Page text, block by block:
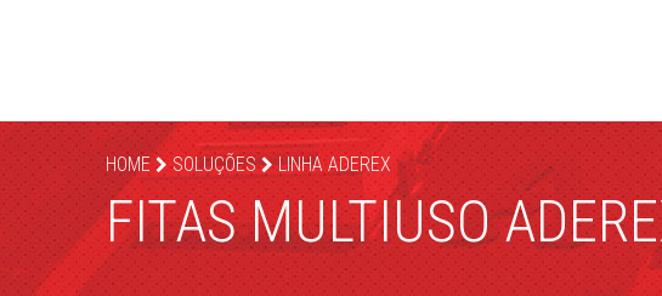
HOME SOLUÇÕES LINHA ADEREX
FITAS MULTIUSO